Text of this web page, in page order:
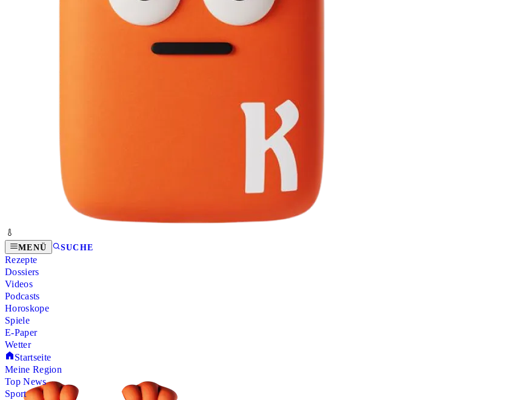
MENÜ SUCHE
Rezepte
Dossiers
Videos
Podcasts
Horoskope
Spiele
E-Paper
Wetter
Startseite
Meine Region
Top News
Sport